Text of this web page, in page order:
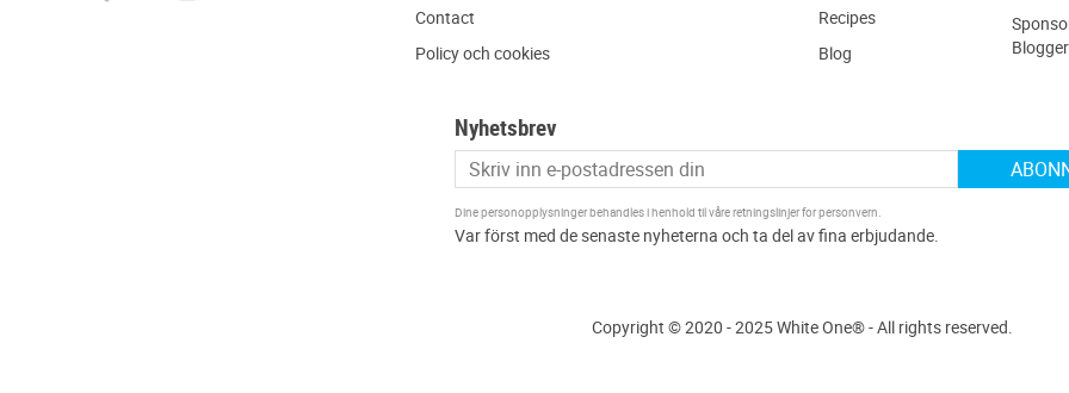
Contact
Policy och cookies
Recipes
Blog
Nyhetsbrev
Dine personopplysninger behandles i henhold til våreretningslinjer for personvern.
Copyright © 2020 - 2025 White One® - All rights reserved.